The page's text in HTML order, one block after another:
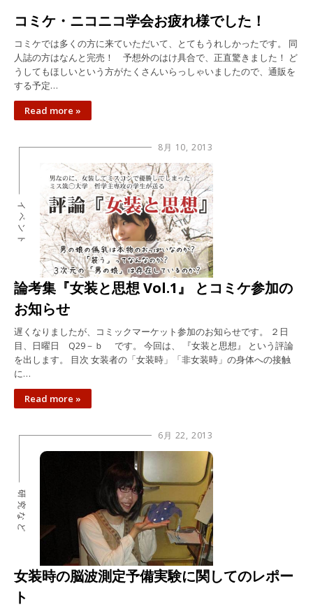
コミケ・ニコニコ学会お疲れ様でした！
コミケでは多くの方に来ていただいて、とてもうれしかったです。 同
人誌の方はなんと完売！ 予想外のはけ具合で、正直驚きました！ ど
うしてもほしいという方がたくさんいらっしゃいましたので、通販を
する予定…
Read more »
8月 10, 2013
イベント
論考集『女装と思想 Vol.1』 とコミケ参加の
お知らせ
遅くなりましたが、コミックマーケット参加のお知らせです。 ２日
目、日曜日 Q29－ｂ です。 今回は、 『女装と思想』 という評論
を出します。 目次 女装者の「女装時」「非女装時」の身体への接触
に…
Read more »
6月 22, 2013
研究など
女装時の脳波測定予備実験に関してのレポー
ト